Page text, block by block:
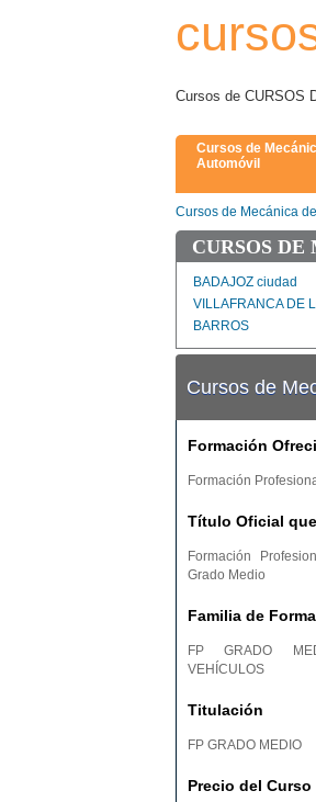
Cursos de CURSOS
Cursos de
Automóvil
Cursos de Mecánica
CURSOS
BADAJOZ ciudad
VILLAFRANCA DE
BARROS
Cursos de
Formación
Formación
Título Oficial
Formación
Grado Medio
Familia de
FP GRADO
VEHÍCULOS
Titulación
FP GRADO MEDIO
Precio del Curso